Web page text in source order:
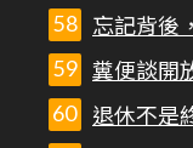
忘記背後
糞便談開
退休不是